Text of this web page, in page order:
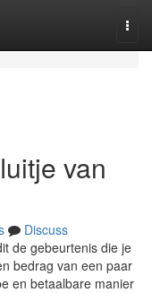
van
Discuss
de gebeurtenis die je
bedrag van een paar
en betaalbare manier